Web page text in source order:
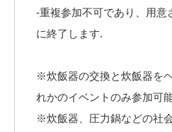
-重複参加不可であり、用意
に終了します.⠀
※炊飯器の交換と炊飯器を
れかのイベントのみ参加可
※炊飯器、圧力鍋などの社